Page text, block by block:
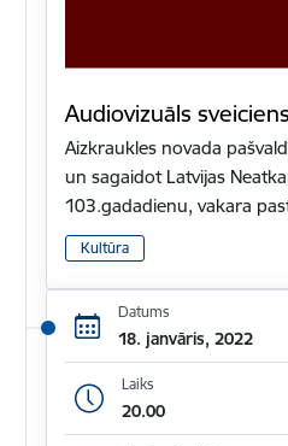
Audiovizuāls
Aizkraukles novada
un sagaidot Latvijas
103.gadadienu, vakara
Kultūra
Datums
18. janvāris, 2022
Laiks
20.00